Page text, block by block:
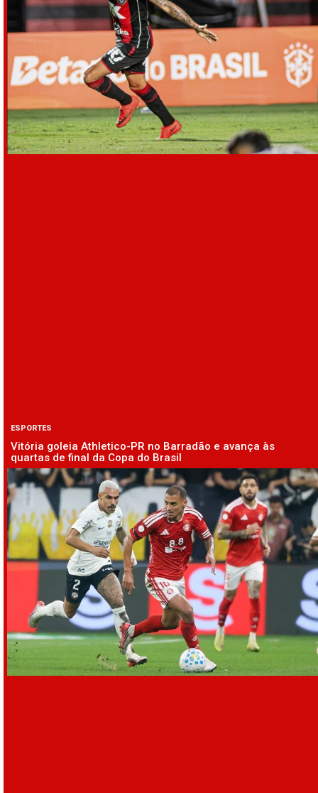
ESPORTES
Vitória goleia Athletico-PR no Barradão e avança às
quartas de final da Copa do Brasil